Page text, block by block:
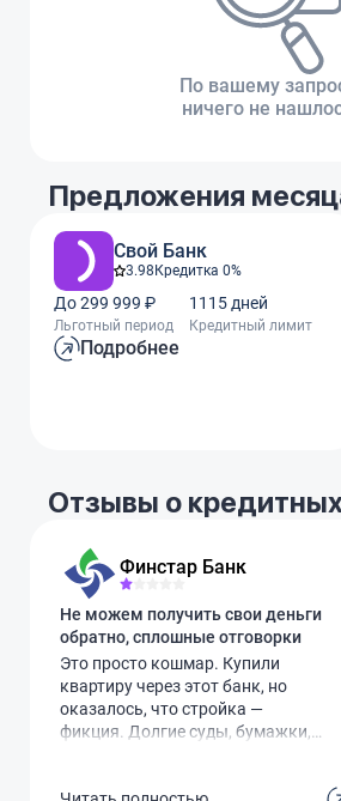
По вашему
ничего не
Предложения
Свой Банк
3.98 Кредитка 0%
До 299 999 ₽
Льготный период
1115 дней
Кредитный лимит
Подробнее
Отзывы о
Финстар Банк
Не можем получить свои деньги
обратно, сплошные отговорки
Это просто кошмар. Купили
квартиру через этот банк, но
оказалось, что стройка —
фикция. Долгие суды, бумажки,